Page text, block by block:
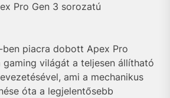
Pro Gen 3 sorozatú
piacra dobott Apex Pro
világát a teljesen állítható
ami a mechanikus
óta a legjelentősebb